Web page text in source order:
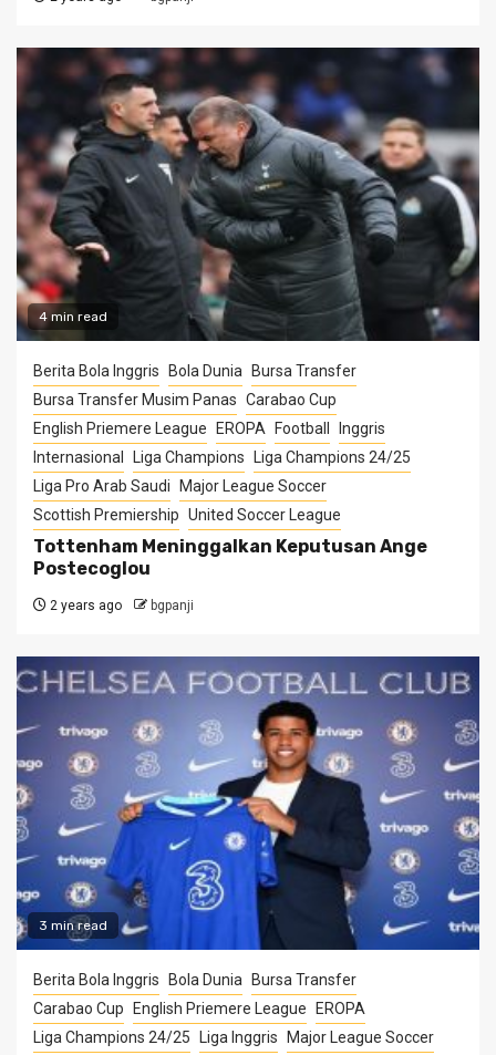
4 min read
Berita Bola Inggris Bola Dunia
Bursa Transfer
Bursa Transfer Musim Panas Carabao Cup
English Priemere League
EROPA Football
Inggris
Internasional
Liga Champions
Liga Champions 24/25
Liga Pro Arab Saudi
Major League Soccer
Scottish Premiership United Soccer League
Tottenham Meninggalkan Keputusan Ange
Postecoglou
2 years ago bgpanji
3 min read
Berita Bola Inggris Bola Dunia
Bursa Transfer
Carabao Cup
English Priemere League
EROPA
Liga Champions 24/25
Liga Inggris
Major League Soccer